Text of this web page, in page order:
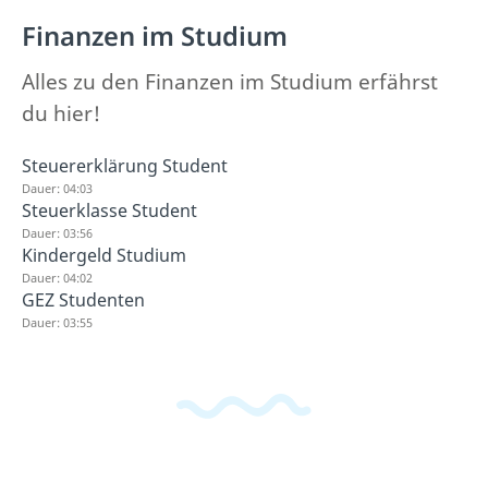
Finanzen im Studium
Alles zu den Finanzen im Studium erfährst
du hier!
Steuererklärung Student
Dauer: 04:03
Steuerklasse Student
Dauer: 03:56
Kindergeld Studium
Dauer: 04:02
GEZ Studenten
Dauer: 03:55